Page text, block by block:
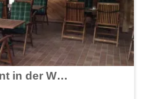
Schlick´s Restaurant in der Weinstube Mann